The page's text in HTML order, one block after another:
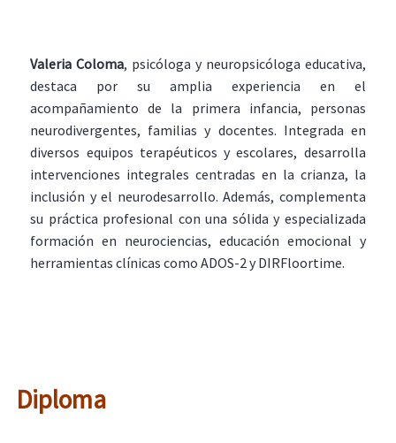
Valeria Coloma, psicóloga y neuropsicóloga educativa,
destaca por su amplia experiencia en el
acompañamiento de la primera infancia, personas
neurodivergentes, familias y docentes. Integrada en
diversos equipos terapéuticos y escolares, desarrolla
intervenciones integrales centradas en la crianza, la
inclusión y el neurodesarrollo. Además, complementa
su práctica profesional con una sólida y especializada
formación en neurociencias, educación emocional y
herramientas clínicas como ADOS-2 y DIRFloortime.
Diploma